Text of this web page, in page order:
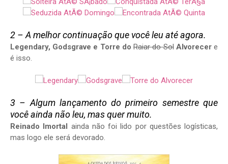
2 – A melhor continuação que você leu até agora.
Legendary, Godsgrave e Torre doRaiar do SolAlvorecere
é isso.
3 – Algum lançamento do primeiro semestre que
você ainda não leu, mas quer muito.
Reinado Imortal
ainda não foi lido por questões logísticas,
mas logo ele será devorado.